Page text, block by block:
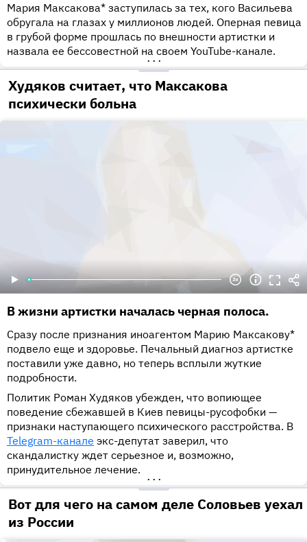
Мария Максакова* заступилась за тех, кого Васильева
обругала на глазах у миллионов людей. Оперная певица
в грубой форме прошлась по внешности артистки и
назвала ее бессовестной на своем YouTube-канале.
•••
Худяков считает, что Максакова
психически больна
В жизни артистки началась черная полоса.
Сразу после признания иноагентом Марию Максакову*
подвело еще и здоровье. Печальный диагноз артистке
поставили уже давно, но теперь всплыли жуткие
подробности.
Политик Роман Худяков убежден, что вопиющее
поведение сбежавшей в Киев певицы-русофобки —
признаки наступающего психического расстройства. В
Telegram-канале экс-депутат заверил, что
скандалистку ждет серьезное и, возможно,
принудительное лечение.
•••
Вот для чего на самом деле Соловьев уехал
из России